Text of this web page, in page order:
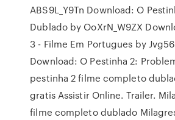
ABS9L_Y9Tn Download: O
Dublado by OoXrN_W9ZX
3 - Filme Em Portugues by
Download: O Pestinha 2:
pestinha 2 filme completo
gratis Assistir Online. Trailer.
filme completo dublado